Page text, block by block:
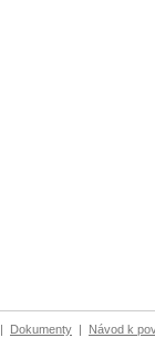
| Dokumenty | Návod k